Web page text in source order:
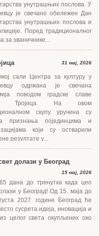
унутрашњих послова. У
је свечано обележен Дан
унутрашњих послова и
Поред традиционалног
за званичнике...
31 мај, 2026
сали Центра за културу у
одржана је свечана
поводом градске славе
Тројица. На овом
скупу уручена су
признања појединцима и
који су остварили
резултате у...
долази у Београд
15 мај, 2026
дана до тренутка када цео
у Београд! Од 15. маја до
2027. године Београд ће
сусрета идеја, иновација и
целог света окупљених око